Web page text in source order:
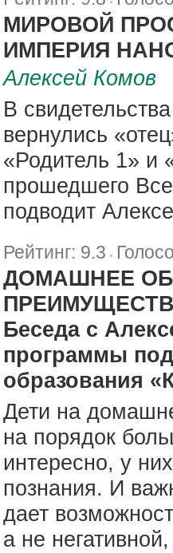
МИРОВОЙ
ИМПЕРИЯ
Алексей Комов
В
вернулись
«Родитель 1» и
прошедшего
подводит
Рейтинг: 9.3
ДОМАШНЕЕ
Беседа с
программы
образования
Дети на
на порядок
интересно, у
познания. И
дает
а не